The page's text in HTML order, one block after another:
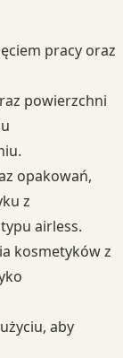
pracy oraz
powierzchni
opakowań,
z
airless.
kosmetyków z
aby